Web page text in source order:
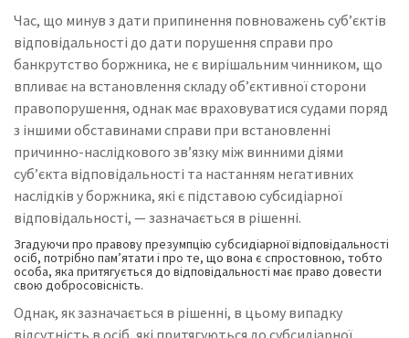
Час, що минув з дати припинення повноважень суб’єктів
відповідальності до дати порушення справи про
банкрутство боржника, не є вирішальним чинником, що
впливає на встановлення складу об’єктивної сторони
правопорушення, однак має враховуватися судами поряд
з іншими обставинами справи при встановленні
причинно-наслідкового зв’язку між винними діями
суб’єкта відповідальності та настанням негативних
наслідків у боржника, які є підставою субсидіарної
відповідальності, — зазначається в рішенні.
Згадуючи про правову презумпцію субсидіарної відповідальності
осіб, потрібно пам’ятати і про те, що вона є спростовною, тобто
особа, яка притягується до відповідальності має право довести
свою добросовісність.
Однак, як зазначається в рішенні, в цьому випадку